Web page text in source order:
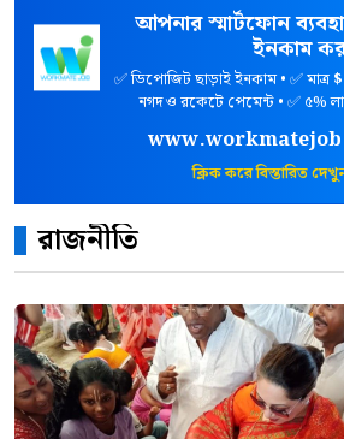
আপনার স্মার্টফোন
ইনকাম
✅ ডিপোজিট ছাড়াই ইনকাম • ✅ মাত্র
নগদ ও রকেটে পেমেন্ট • ✅ ৫%
ক্লিক করে বিস্তারিত
রাজনীতি